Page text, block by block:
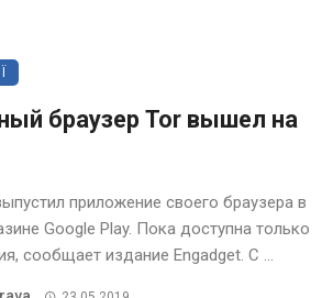
браузер Tor вышел на
приложение своего браузера в
Google Play. Пока доступна только
сообщает издание Engadget. С ...